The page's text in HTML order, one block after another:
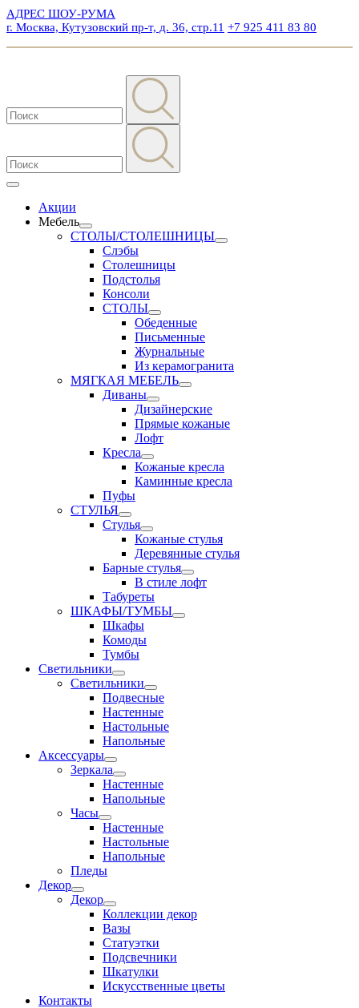
АДРЕС ШОУ-РУМА
г. Москва, Кутузовский пр-т, д. 36, стр.11 +7 925 411 83 80
Акции
Мебель
СТОЛЫ/СТОЛЕШНИЦЫ
Слэбы
Столешницы
Подстолья
Консоли
СТОЛЫ
Обеденные
Письменные
Журнальные
Из керамогранита
МЯГКАЯ МЕБЕЛЬ
Диваны
Дизайнерские
Прямые кожаные
Лофт
Кресла
Кожаные кресла
Каминные кресла
Пуфы
СТУЛЬЯ
Стулья
Кожаные стулья
Деревянные стулья
Барные стулья
В стиле лофт
Табуреты
ШКАФЫ/ТУМБЫ
Шкафы
Комоды
Тумбы
Светильники
Светильники
Подвесные
Настенные
Настольные
Напольные
Аксессуары
Зеркала
Настенные
Напольные
Часы
Настенные
Настольные
Напольные
Пледы
Декор
Декор
Коллекции декор
Вазы
Статуэтки
Подсвечники
Шкатулки
Искусственные цветы
Контакты